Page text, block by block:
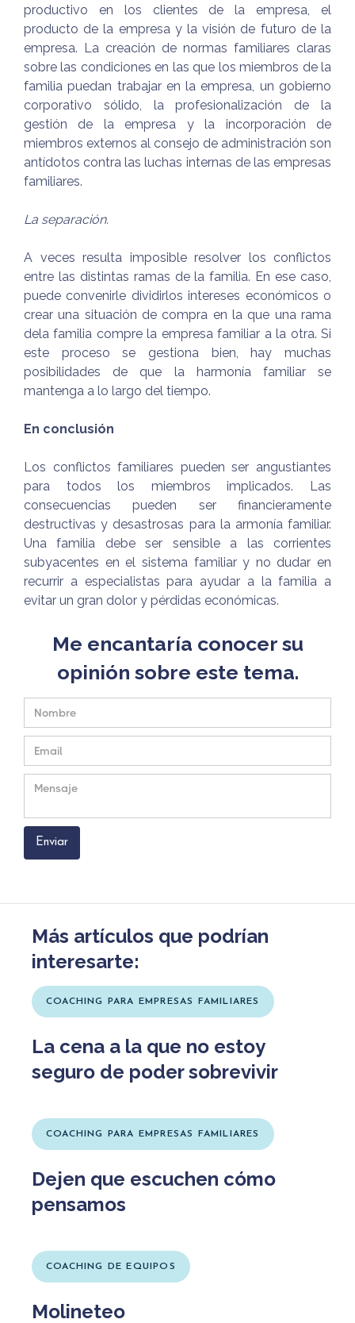
productivo en los clientes de la empresa, el
producto de la empresa y la visión de futuro de la
empresa. La creación de normas familiares claras
sobre las condiciones en las que los miembros de la
familia puedan trabajar en la empresa, un gobierno
corporativo sólido, la profesionalización de la
gestión de la empresa y la incorporación de
miembros externos al consejo de administración son
antídotos contra las luchas internas de las empresas
familiares.
La separación.
A veces resulta imposible resolver los conflictos
entre las distintas ramas de la familia. En ese caso,
puede convenirle dividirlos intereses económicos o
crear una situación de compra en la que una rama
dela familia compre la empresa familiar a la otra. Si
este proceso se gestiona bien, hay muchas
posibilidades de que la harmonía familiar se
mantenga a lo largo del tiempo.
En conclusión
Los conflictos familiares pueden ser angustiantes
para todos los miembros implicados. Las
consecuencias pueden ser financieramente
destructivas y desastrosas para la armonía familiar.
Una familia debe ser sensible a las corrientes
subyacentes en el sistema familiar y no dudar en
recurrir a especialistas para ayudar a la familia a
evitar un gran dolor y pérdidas económicas.
Me encantaría conocer su
opinión sobre este tema.
Más artículos que podrían
interesarte:
COACHING PARA EMPRESAS FAMILIARES
La cena a la que no estoy
seguro de poder sobrevivir
COACHING PARA EMPRESAS FAMILIARES
Dejen que escuchen cómo
pensamos
COACHING DE EQUIPOS
Molineteo